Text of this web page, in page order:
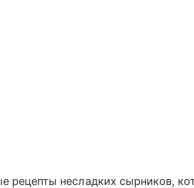
рецепты несладких сырников,